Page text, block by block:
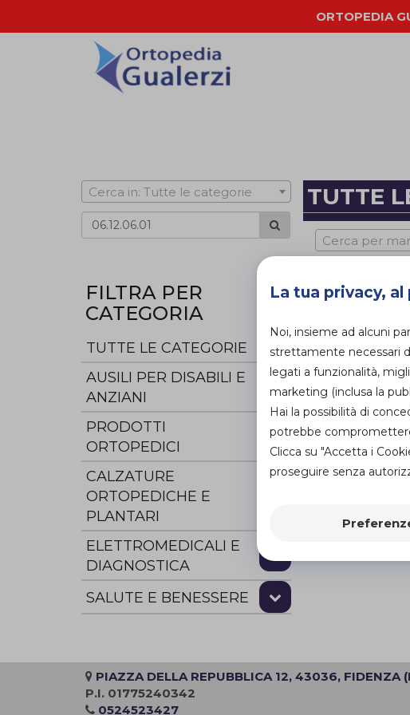
ORTOPEDIA
Cerca in: Tutte le categorie
FILTRA PER
CATEGORIA
TUTTE LE CATEGORIE
AUSILI PER DISABILI E
ANZIANI
PRODOTTI
ORTOPEDICI
CALZATURE
ORTOPEDICHE E
PLANTARI
ELETTROMEDICALI E
DIAGNOSTICA
SALUTE E BENESSERE
TUTTE
Cerca per
PIAZZA DELLA REPUBBLICA 12, 43036, FIDENZA
P.I. 01775240342
0524523427
La tua privacy,
Noi, insieme ad alcuni
strettamente necessari
legati a funzionalità,
marketing (inclusa la
Hai la possibilità di
potrebbe
Clicca su "Accetta i
proseguire senza